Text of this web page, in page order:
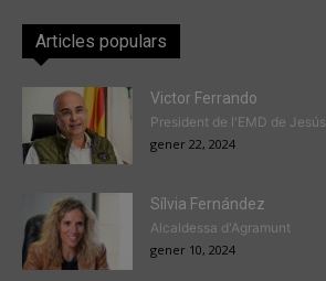
Articles populars
Victor Ferrando
President de l'EMD de Jesús
gener 22, 2024
Sílvia Fernández
Alcaldessa d'Agramunt
gener 10, 2024